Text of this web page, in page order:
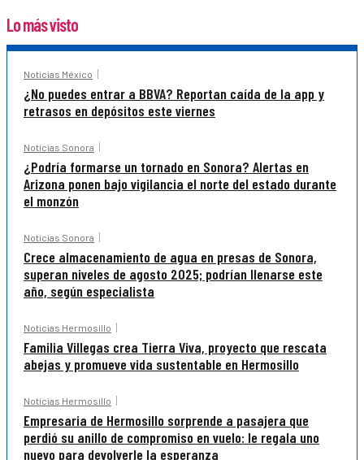
Lo más visto
Noticias México
¿No puedes entrar a BBVA? Reportan caída de la app y
retrasos en depósitos este viernes
Noticias Sonora
¿Podría formarse un tornado en Sonora? Alertas en
Arizona ponen bajo vigilancia el norte del estado durante
el monzón
Noticias Sonora
Crece almacenamiento de agua en presas de Sonora,
superan niveles de agosto 2025; podrían llenarse este
año, según especialista
Noticias Hermosillo
Familia Villegas crea Tierra Viva, proyecto que rescata
abejas y promueve vida sustentable en Hermosillo
Noticias Hermosillo
Empresaria de Hermosillo sorprende a pasajera que
perdió su anillo de compromiso en vuelo: le regala uno
nuevo para devolverle la esperanza